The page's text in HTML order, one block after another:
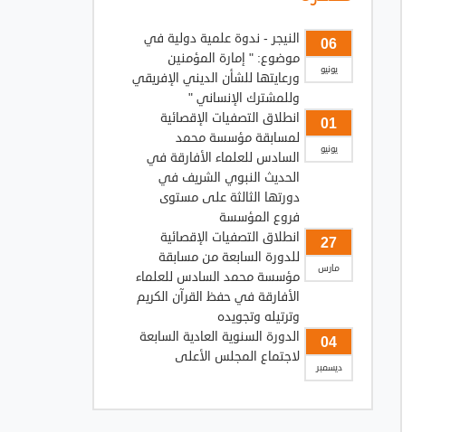
06
يونيو
النيجر - ندوة علمية دولية في
موضوع: " إمارة المؤمنين
ورعايتها للشأن الديني الإفريقي
وللمشترك الإنساني "
01
يونيو
انطلاق التصفيات الإقصائية
لمسابقة مؤسسة محمد
السادس للعلماء الأفارقة في
الحديث النبوي الشريف في
دورتها الثالثة على مستوى
فروع المؤسسة
27
مارس
انطلاق التصفيات الإقصائية
للدورة السابعة من مسابقة
مؤسسة محمد السادس للعلماء
الأفارقة في حفظ القرآن الكريم
وترتيله وتجويده
04
ديسمبر
الدورة السنوية العادية السابعة
لاجتماع المجلس الأعلى